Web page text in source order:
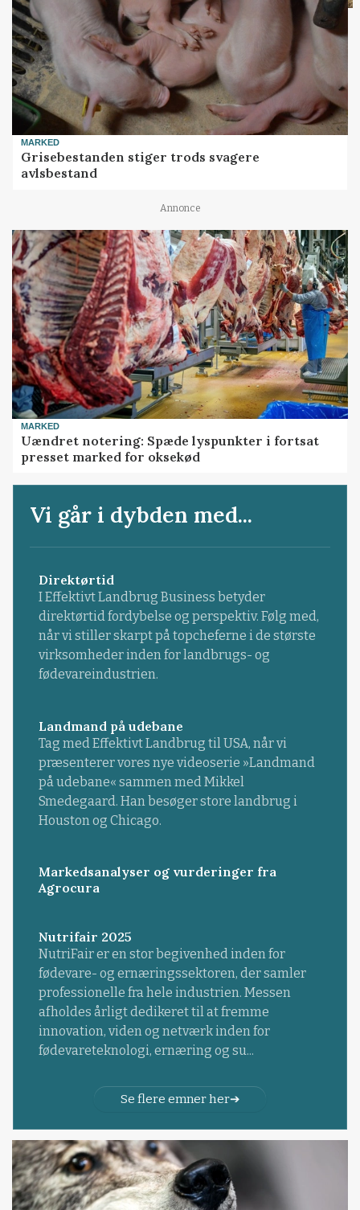
MARKED
Grisebestanden stiger trods svagere
avlsbestand
Annonce
MARKED
Uændret notering: Spæde lyspunkter i fortsat
presset marked for oksekød
Vi går i dybden med...
Direktørtid
I Effektivt Landbrug Business betyder
direktørtid fordybelse og perspektiv. Følg med,
når vi stiller skarpt på topcheferne i de største
virksomheder inden for landbrugs- og
fødevareindustrien.
Landmand på udebane
Tag med Effektivt Landbrug til USA, når vi
præsenterer vores nye videoserie »Landmand
på udebane« sammen med Mikkel
Smedegaard. Han besøger store landbrug i
Houston og Chicago.
Markedsanalyser og vurderinger fra
Agrocura
Nutrifair 2025
NutriFair er en stor begivenhed inden for
fødevare- og ernæringssektoren, der samler
professionelle fra hele industrien. Messen
afholdes årligt dedikeret til at fremme
innovation, viden og netværk inden for
fødevareteknologi, ernæring og su...
Se flere emner her